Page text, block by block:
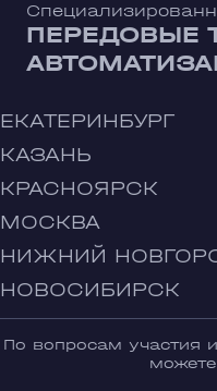
ПЕРЕДОВЫЕ
ЕКАТЕРИНБУРГ
КАЗАНЬ
КРАСНОЯРСК
МОСКВА
НИЖНИЙ
НОВОСИБИРСК
По вопросам участия